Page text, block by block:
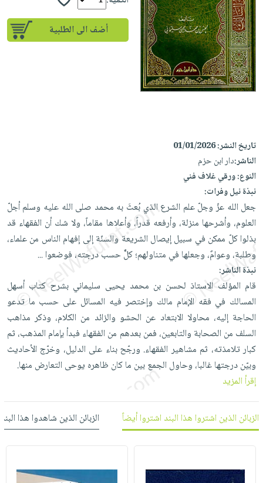
إختياراتنا
كتب
أكاديمية
صندوق
القراءة
iKitab
بلا
حدود
أسئلة
يتكرر
على
Android
تحميل
iKitab
على
Apple
أسئلة
يتكرر
طرحها
تحميل
masmu3
على
masmu3
على
Apple
المواضيع
الأكثر
مبيعاً
إختياراتنا
وسائل
جوائز
تعليمية
الصحة
والعناية
الشخصية
جديد
العناية
الشخصية
العناية
وتصفيف
الشعر
العناية
بالجسم
العناية
بالأسنان
الحمية
والتغذية
المطبخ
والسفرة
جديد
الكل
أواني
الطهي
أدوات
الخبز
أدوات
المائدة
الأوعية
والتخزين
أدوات
المطبخ
متجر
الهدايا
أقسام
الأكثر
مبيعاً
العودة
للمدارس
اكسسوارات
كتب
اكسسوارات
منزلية
اكسسوارات
ملابس
مطرزات
حلي
شحن
مجاني
بنود
مختارة
اشتراكات
كل
الاشتراكات
صندوق
القراءة
iKitab
بحث
متقدم
نيل
وفرات
عن
حسابك
أضف الى الطلبية
تاريخ النشر:01/01/2026
الناشر:دار ابن حزم
النوع:ورقي غلاف فني
نبذة نيل وفرات:
جعل الله عزّ وجلّ علم الشرع الذي بُعثَ به محمد صلى الله عليه وسلم أجلّ
العلوم، وأشرحها منزلة، وأرفعه قدراً، وأعلاها مقاماً، ‏ولا شك أن الفقهاء قد
بذلوا كلّ ممكن في سبيل إيصال الشريعة والسنّة إلى إفهام الناس من علماء،
وطلبة، ‏وعوامٌ، وجعلها في متناولهم؛ كلٌّ حسب درجته، فوضعوا...
نبذة الناشر:
قام المؤلف الاستاذ لحسن بن محمد يحيى سليماني بشرح كتاب أسهل
المسالك في فقه الإمام مالك وإختصر فيه المسائل على حسب ما تدعو
الحاجة إليه، محاولا الابتعاد عن الحشو والزائد من الكلام، وذكر مذاهب
السلف من الصحابة والتابعين، فمن بعدهم من الفقهاء فبدأ بإمام المذهب، ثم
كبار تلامذته، ثم مشاهير الفقهاء. ورجّح بناء على الدليل، وخرّج الأحاديث
وبيّن درجتها غالبا، وحاول الجمع بين ما كان ظاهره يوحى التعارض منها.
إقرأ المزيد
الزبائن الذين اشتروا هذا البند اشتروا أيضاً الزبائن الذين شاهدوا هذا